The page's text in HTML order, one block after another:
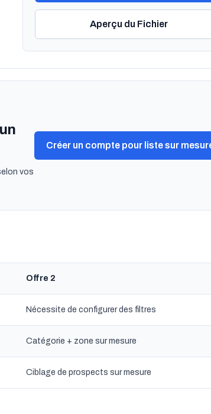
Aperçu du Fichier
vos
Créer un compte pour liste sur
Offre 2
Nécessite de configurer des filtres
Catégorie + zone sur mesure
Ciblage de prospects sur mesure